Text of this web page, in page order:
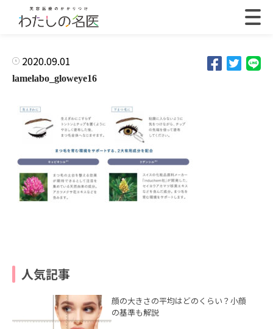
2020.09.01
lamelabo_gloweye16
人気記事
顔の大きさの平均はどのくらい？小顔
の基準も解説